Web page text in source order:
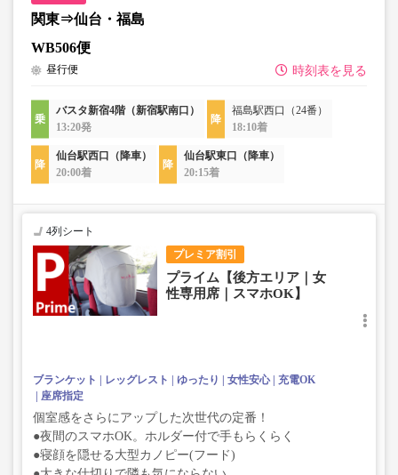
関東⇒仙台・福島
WB506便
時刻表を見る
昼行便
バスタ新宿4階（新宿駅南口）
13:20発
福島駅西口（24番）
18:10着
仙台駅西口（降車）
20:00着
仙台駅東口（降車）
20:15着
プレミア割引
4列シート
プライム【後方エリア｜女
性専用席｜スマホOK】
ブランケット レッグレスト ゆったり 女性安心
充電OK
座席指定
個室感をさらにアップした次世代の定番！
●夜間のスマホOK。ホルダー付で手もらくらく
●寝顔を隠せる大型カノピー(フード)